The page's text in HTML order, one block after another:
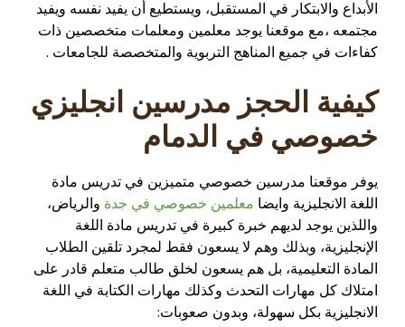
الأبداع والابتكار في المستقبل، ويستطيع أن يفيد نفسه ويفيد
مجتمعه ،مع موقعنا يوجد معلمين ومعلمات متخصصين ذات
كفاءات في جميع المناهج التربوية والمتخصصة للجامعات .
كيفية الحجز مدرسين انجليزي
خصوصي في الدمام
يوفر موقعنا مدرسين خصوصي متميزين في تدريس مادة
اللغة الانجليزية وايضا معلمين خصوصي في جدة والرياض،
واللذين يوجد لديهم خبرة كبيرة في تدريس مادة اللغة
الإنجليزية، وبذلك وهم لا يسعون فقط لمجرد تلقين الطلاب
المادة التعليمية، بل هم يسعون لخلق طالب متعلم قادر على
امتلاك كل مهارات التحدث وكذلك مهارات الكتابة في اللغة
الانجليزية بكل سهولة، وبدون صعوبات: